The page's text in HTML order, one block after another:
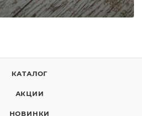
КАТАЛОГ
АКЦИИ
НОВИНКИ